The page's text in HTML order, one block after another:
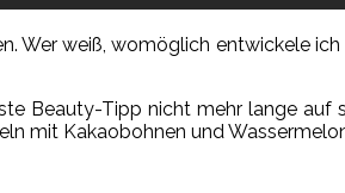
Wer weiß, womöglich entwickele
Beauty-Tipp nicht mehr lange auf
mit Kakaobohnen und